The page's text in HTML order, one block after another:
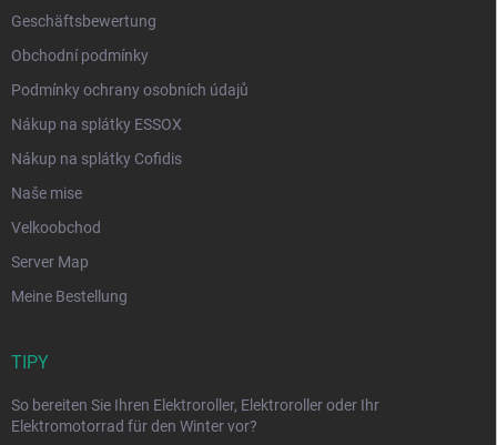
Geschäftsbewertung
Obchodní podmínky
Podmínky ochrany osobních údajů
Nákup na splátky ESSOX
Nákup na splátky Cofidis
Naše mise
Velkoobchod
Server Map
Meine Bestellung
TIPY
So bereiten Sie Ihren Elektroroller, Elektroroller oder Ihr
Elektromotorrad für den Winter vor?